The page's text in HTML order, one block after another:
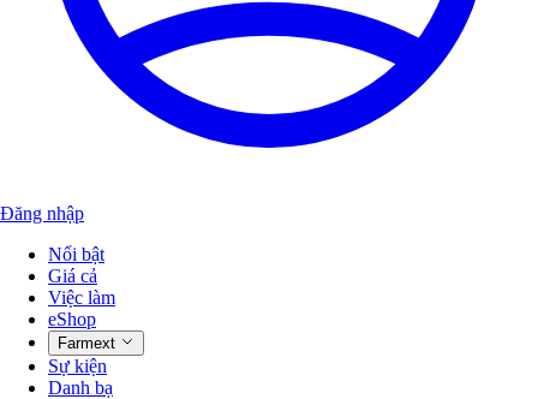
Đăng nhập
Nổi bật
Giá cả
Việc làm
eShop
Farmext
Sự kiện
Danh bạ